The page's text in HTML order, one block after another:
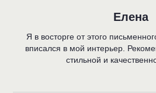
Елена
Я в восторге от этого
вписался в мой интерьер.
стильной и